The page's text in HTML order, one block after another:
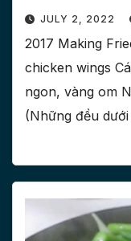
JULY 2, 2022
2017 Making
chicken wings
ngon, vàng om
(Những đều